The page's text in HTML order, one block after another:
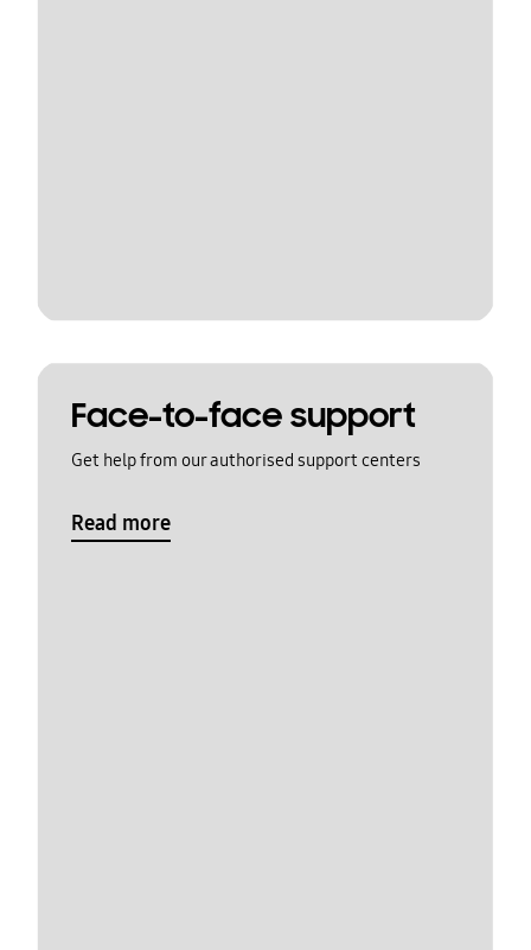
Face-to-face support
Get help from our authorised support centers
Read more